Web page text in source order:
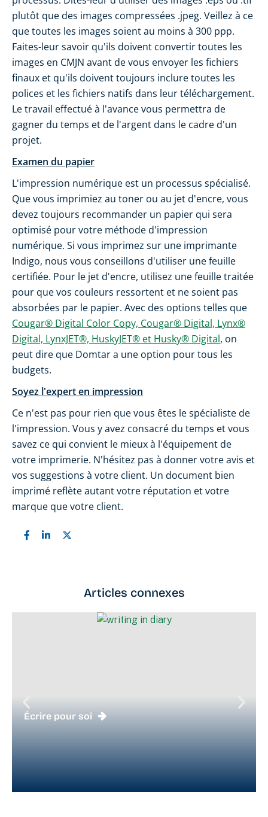
plutôt que des images compressées .jpeg. Veillez à ce
que toutes les images soient au moins à 300 ppp.
Faites-leur savoir qu'ils doivent convertir toutes les
images en CMJN avant de vous envoyer les fichiers
finaux et qu'ils doivent toujours inclure toutes les
polices et les fichiers natifs dans leur téléchargement.
Le travail effectué à l'avance vous permettra de
gagner du temps et de l'argent dans le cadre d'un
projet.
Examen du papier
L'impression numérique est un processus spécialisé.
Que vous imprimiez au toner ou au jet d'encre, vous
devez toujours recommander un papier qui sera
optimisé pour votre méthode d'impression
numérique. Si vous imprimez sur une imprimante
Indigo, nous vous conseillons d'utiliser une feuille
certifiée. Pour le jet d'encre, utilisez une feuille traitée
pour que vos couleurs ressortent et ne soient pas
absorbées par le papier. Avec des options telles que
Cougar® Digital Color Copy, Cougar® Digital, Lynx®
Digital, LynxJET®, HuskyJET® et Husky® Digital, on
peut dire que Domtar a une option pour tous les
budgets.
Soyez l'expert en impression
Ce n'est pas pour rien que vous êtes le spécialiste de
l'impression. Vous y avez consacré du temps et vous
savez ce qui convient le mieux à l'équipement de
votre imprimerie. N'hésitez pas à donner votre avis et
vos suggestions à votre client. Un document bien
imprimé reflète autant votre réputation et votre
marque que votre client.
Articles connexes
Écrire pour soi